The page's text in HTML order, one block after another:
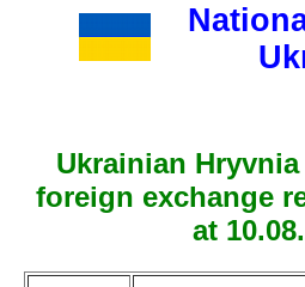
Ukrainian
foreign exchange
at